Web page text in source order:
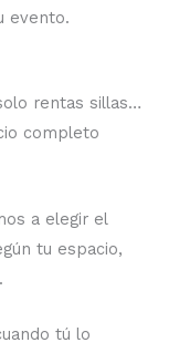
evento.
rentas sillas…
completo
a elegir el
tu espacio,
tú lo